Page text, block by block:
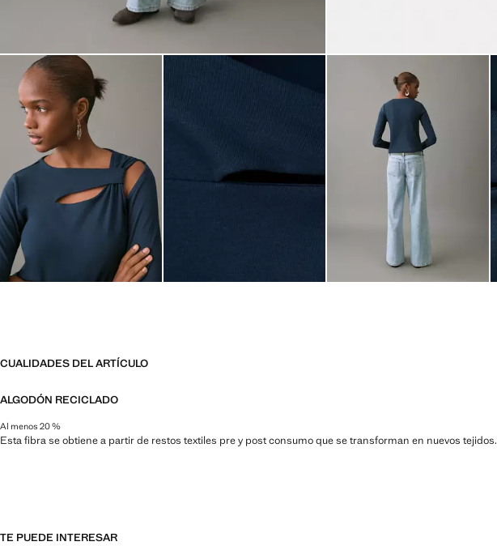
CUALIDADES DEL ARTÍCULO
ALGODÓN RECICLADO
Al menos 20 %
Esta fibra se obtiene a partir de restos textiles pre y post consumo que se transforman en nuevos tejidos.
TE PUEDE INTERESAR